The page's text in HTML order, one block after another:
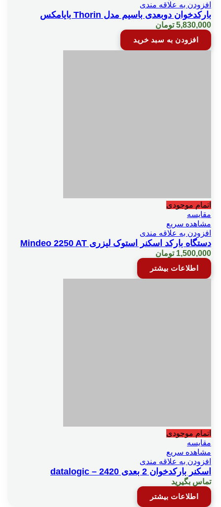
افزودن به علاقه مندی
بارکدخوان دوبعدی باسیم مدل Thorin بایامکس
5,830,000 تومان
افزودن به سبد خرید
اتمام موجودی
مقایسه
مشاهده سریع
افزودن به علاقه مندی
دستگاه بارکد اسکنر استوک لیزری Mindeo 2250 AT
1,500,000 تومان
اطلاعات بیشتر
اتمام موجودی
مقایسه
مشاهده سریع
افزودن به علاقه مندی
اسکنر بارکدخوان 2 بعدی datalogic – 2420
تماس بگیرید
اطلاعات بیشتر